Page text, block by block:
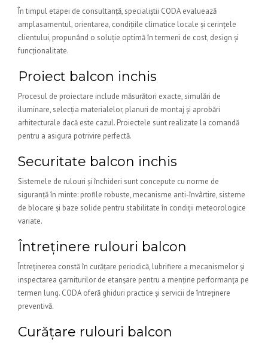
În timpul etapei de consultanță, specialiștii CODA evaluează
amplasamentul, orientarea, condițiile climatice locale și cerințele
clientului, propunând o soluție optimă în termeni de cost, design și
funcționalitate.
Proiect balcon inchis
Procesul de proiectare include măsurători exacte, simulări de
iluminare, selecția materialelor, planuri de montaj și aprobări
arhitecturale dacă este cazul. Proiectele sunt realizate la comandă
pentru a asigura potrivire perfectă.
Securitate balcon inchis
Sistemele de rulouri și închideri sunt concepute cu norme de
siguranță în minte: profile robuste, mecanisme anti-învârtire, sisteme
de blocare și baze solide pentru stabilitate în condiții meteorologice
variate.
Întreținere rulouri balcon
Întreținerea constă în curățare periodică, lubrifiere a mecanismelor și
inspectarea garniturilor de etanșare pentru a menține performanța pe
termen lung. CODA oferă ghiduri practice și servicii de întreținere
preventivă.
Curățare rulouri balcon